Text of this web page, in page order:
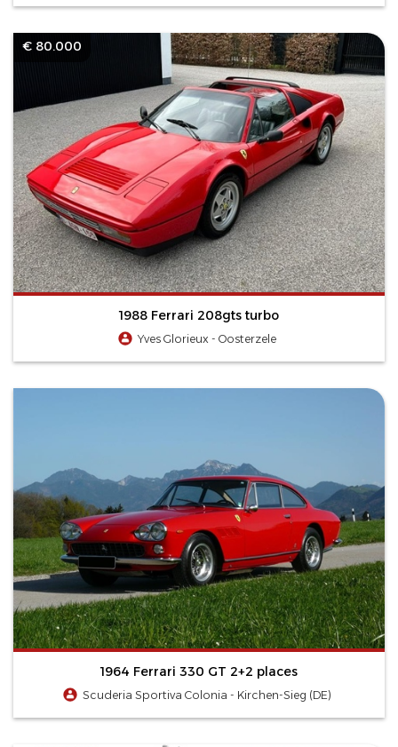
€ 80.000
1988 Ferrari 208gts turbo
Yves Glorieux - Oosterzele
1964 Ferrari 330 GT 2+2 places
Scuderia Sportiva Colonia - Kirchen-Sieg (DE)